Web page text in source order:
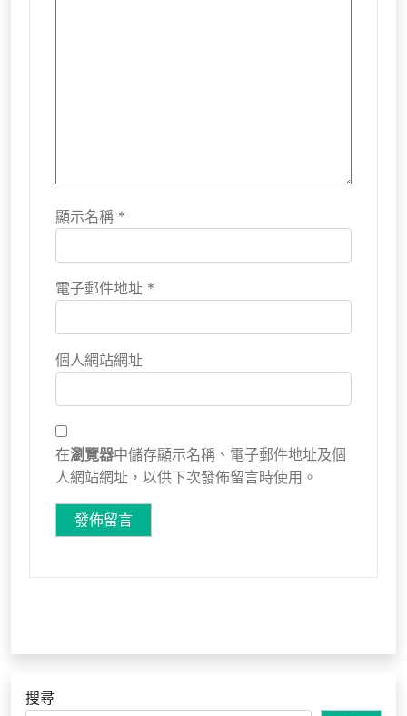
顯示名稱 *
電子郵件地址 *
個人網站網址
在瀏覽器中儲存顯示名稱、電子郵件地址及個
人網站網址，以供下次發佈留言時使用。
搜尋